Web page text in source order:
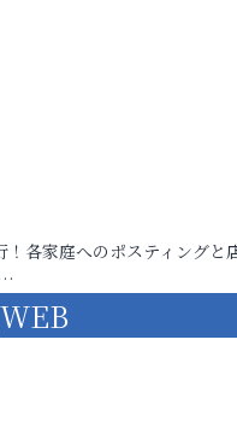
各家庭へのポスティングと